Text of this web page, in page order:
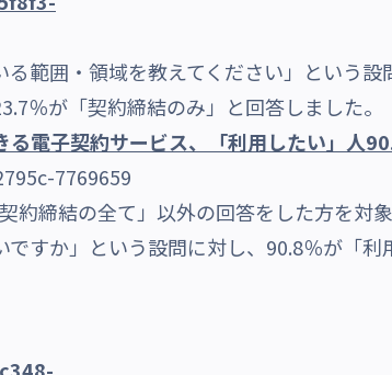
範囲・領域を教えてください」という
％が「契約締結のみ」と回答しました。
電子契約サービス、「利用したい」人
結の全て」以外の回答をした方を対象
すか」という設問に対し、90.8％が「利